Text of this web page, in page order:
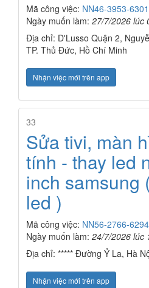
Mã công việc: NN46-3953-6301
Ngày muốn làm: 27/7/2026 lúc
Địa chỉ: D'Lusso Quận 2,
TP. Thủ Đức, Hồ Chí Minh
Nhận việc mới trên app
33
Sửa tivi, màn
tính - thay led
inch samsung
led )
Mã công việc: NN56-2766-6294
Ngày muốn làm: 24/7/2026 lúc
Địa chỉ: ***** Đường Ỷ La, Hà
Nhận việc mới trên app